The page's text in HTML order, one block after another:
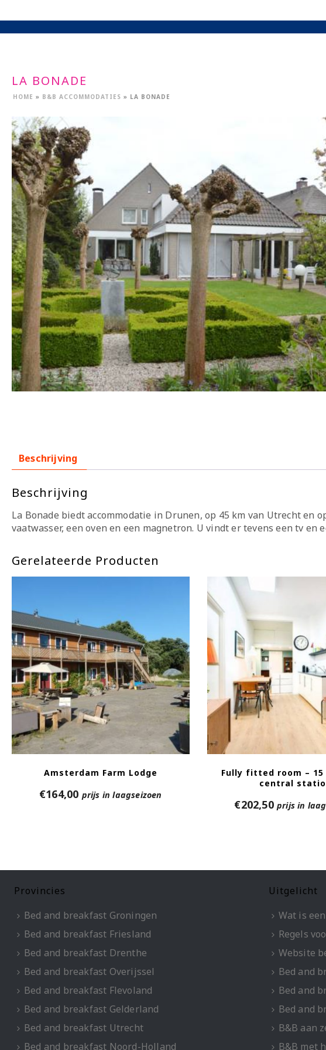
LA BONADE
HOME » B&B ACCOMMODATIES » LA BONADE
Beschrijving
Beschrijving
La Bonade biedt accommodatie in Drunen, op 45 km van Utrecht en
vaatwasser, een oven en een magnetron. U vindt er tevens een tv en
Gerelateerde Producten
Amsterdam Farm Lodge
€164,00 prijs in laagseizoen
Fully fitted room –
central
€202,50 prijs in
Provincies
Bed and breakfast Groningen
Bed and breakfast Friesland
Bed and breakfast Drenthe
Bed and breakfast Overijssel
Bed and breakfast Flevoland
Bed and breakfast Gelderland
Bed and breakfast Utrecht
Bed and breakfast Noord-Holland
Uitgelicht
Wat is
Regels
Website
Bed and
Bed and
Bed and
B&B aan
B&B met